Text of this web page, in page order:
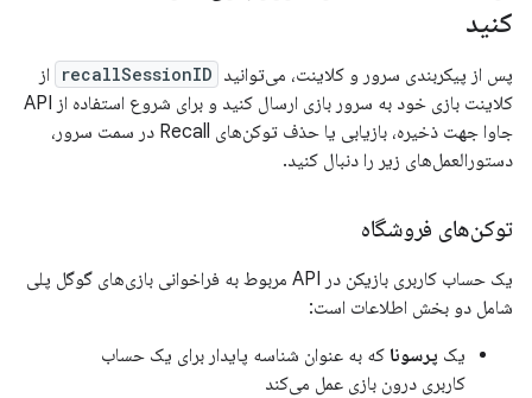
کنید
پس از پیکربندی سرور و کلاینت، می‌توانید recallSessionID
از
کلاینت بازی خود به سرور بازی ارسال کنید و برای شروع استفاده از API
جاوا جهت ذخیره، بازیابی یا حذف توکن‌های Recall در سمت سرور،
دستورالعمل‌های زیر را دنبال کنید.
توکن‌های فروشگاه
یک حساب کاربری بازیکن در API مربوط به فراخوانی بازی‌های گوگل پلی
شامل دو بخش اطلاعات است:
یک پرسونا که به عنوان شناسه پایدار برای یک حساب
کاربری درون بازی عمل می‌کند